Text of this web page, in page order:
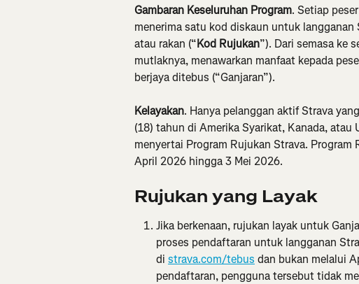
Gambaran Keseluruhan Program. Setiap
menerima satu kod diskaun untuk
atau rakan (“Kod Rujukan”). Dari semasa ke
mutlaknya, menawarkan manfaat kepada
berjaya ditebus (“Ganjaran”).
Kelayakan. Hanya pelanggan aktif Strava
(18) tahun di Amerika Syarikat, Kanada, atau
menyertai Program Rujukan Strava.
April 2026 hingga 3 Mei 2026.
Rujukan yang Layak
Jika berkenaan, rujukan layak untuk
proses pendaftaran untuk langganan
di strava.com/tebus dan bukan melalui
pendaftaran, pengguna tersebut tidak